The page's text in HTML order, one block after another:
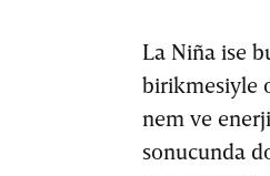
La Niña ise
birikmesiyle
nem ve
sonucunda